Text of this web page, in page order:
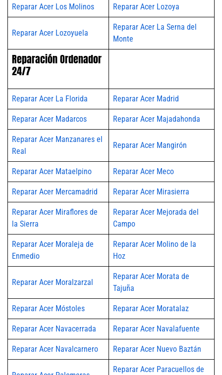
Reparar Acer Los Molinos Reparar Acer Lozoya
Reparar Acer Lozoyuela
Reparar Acer La Serna del
Monte
Reparación Ordenador
24/7
Reparar Acer La Florida Reparar Acer Madrid
Reparar Acer Madarcos Reparar Acer Majadahonda
Reparar Acer Manzanares el
Real
Reparar Acer Mangirón
Reparar Acer Mataelpino Reparar Acer Meco
Reparar Acer Mercamadrid Reparar Acer Mirasierra
Reparar Acer Miraflores de
la Sierra
Reparar Acer Mejorada del
Campo
Reparar Acer Moraleja de
Enmedio
Reparar Acer Molino de la
Hoz
Reparar Acer Moralzarzal
Reparar Acer Morata de
Tajuña
Reparar Acer Móstoles Reparar Acer Moratalaz
Reparar Acer Navacerrada Reparar Acer Navalafuente
Reparar Acer Navalcarnero Reparar Acer Nuevo Baztán
Reparar Acer Paracuellos de